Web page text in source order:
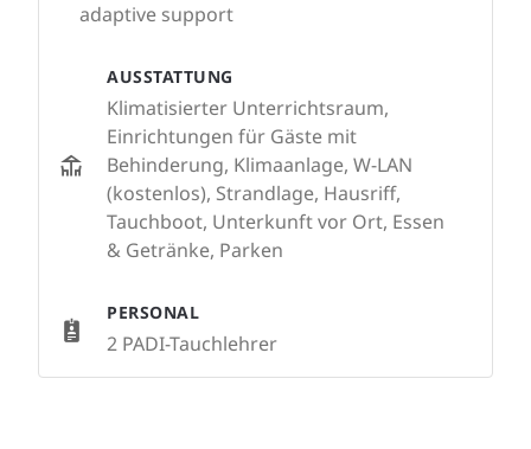
adaptive support
AUSSTATTUNG
Klimatisierter Unterrichtsraum,
Einrichtungen für Gäste mit
Behinderung, Klimaanlage, W-LAN
(kostenlos), Strandlage, Hausriff,
Tauchboot, Unterkunft vor Ort, Essen
& Getränke, Parken
PERSONAL
2 PADI-Tauchlehrer